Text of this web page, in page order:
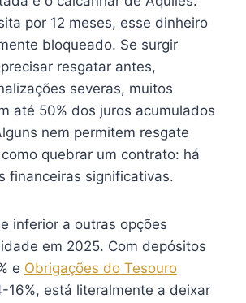
por 12 meses, esse dinheiro
bloqueado. Se surgir
resgatar antes,
severas, muitos
até 50% dos juros acumulados
nem permitem resgate
quebrar um contrato: há
financeiras significativas.
inferior a outras opções
em 2025. Com depósitos
e Obrigações do Tesouro
16%, está literalmente a deixar